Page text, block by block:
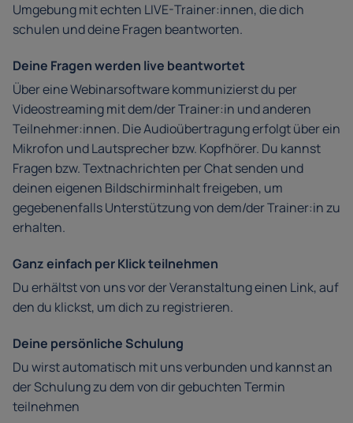
Umgebung mit echten LIVE-Trainer:innen, die dich
schulen und deine Fragen beantworten.
Deine Fragen werden live beantwortet
Über eine Webinarsoftware kommunizierst du per
Videostreaming mit dem/der Trainer:in und anderen
Teilnehmer:innen. Die Audioübertragung erfolgt über ein
Mikrofon und Lautsprecher bzw. Kopfhörer. Du kannst
Fragen bzw. Textnachrichten per Chat senden und
deinen eigenen Bildschirminhalt freigeben, um
gegebenenfalls Unterstützung von dem/der Trainer:in zu
erhalten.
Ganz einfach per Klick teilnehmen
Du erhältst von uns vor der Veranstaltung einen Link, auf
den du klickst, um dich zu registrieren.
Deine persönliche Schulung
Du wirst automatisch mit uns verbunden und kannst an
der Schulung zu dem von dir gebuchten Termin
teilnehmen